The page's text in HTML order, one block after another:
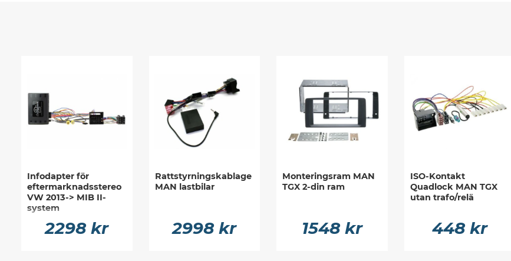
Infodapter för
eftermarknadsstereo
VW 2013-> MIB II-
system
2298 kr
Rattstyrningskablage
MAN lastbilar
2998 kr
Monteringsram MAN
TGX 2-din ram
1548 kr
ISO-Kontakt
Quadlock MAN TGX
utan trafo/relä
448 kr